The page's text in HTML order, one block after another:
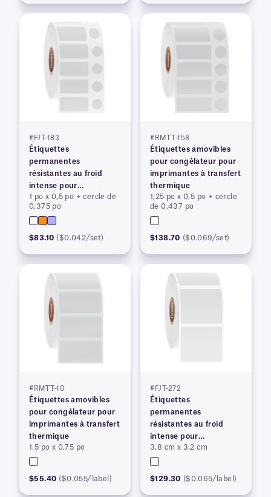
#FJT-183
Étiquettes
permanentes
résistantes au froid
intense pour
imprimantes à transfert
thermique
1 po x 0,5 po + cercle de
0,375 po
$83.10 ($0.042/set)
#RMTT-158
Étiquettes amovibles
pour congélateur pour
imprimantes à transfert
thermique
1,25 po x 0,5 po + cercle
de 0,437 po
$138.70 ($0.069/set)
#RMTT-10
Étiquettes amovibles
pour congélateur pour
imprimantes à transfert
thermique
1,5 po x 0,75 po
$55.40 ($0.055/label)
#FJT-272
Étiquettes
permanentes
résistantes au froid
intense pour
imprimantes à transfert
thermique
3,8 cm x 3,2 cm
$129.30 ($0.065/label)